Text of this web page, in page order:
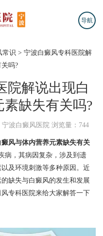
导航
常识 > 宁波白癜风专科医院解
吗?
院解说出现白
缺失有关吗?
宁波白癜风医院 浏览量：744
风与体内营养元素缺失有关
病，其病因复杂，涉及到遗
及环境刺激等多种原因。近
缺失与白癜风的发生和发展
专科医院来给大家解答一下